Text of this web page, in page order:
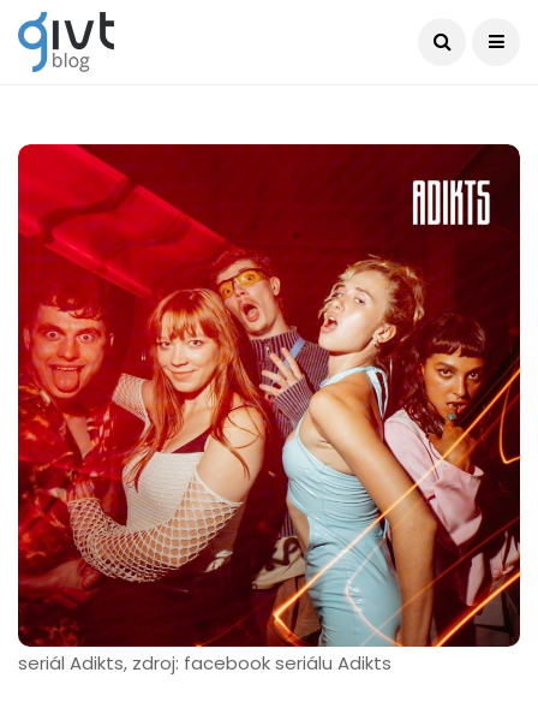
seriál Adikts, zdroj: facebook seriálu Adikts